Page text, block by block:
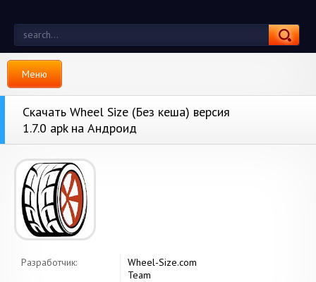
Меню
Скачать Wheel Size (Без кеша) версия
1.7.0 apk на Андроид
Разработчик:
Wheel-Size.com
Team